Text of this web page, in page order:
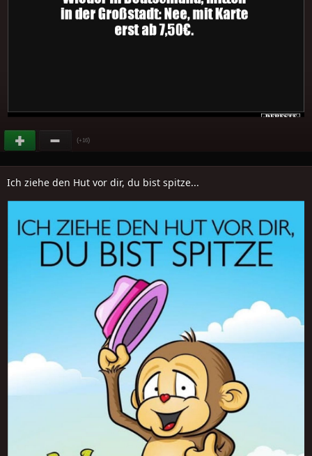
(+16)
Ich ziehe den Hut vor dir, du bist spitze...